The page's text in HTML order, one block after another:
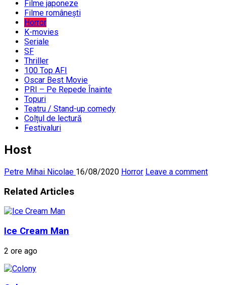
Filme japoneze
Filme românești
Horror
K-movies
Seriale
SF
Thriller
100 Top AFI
Oscar Best Movie
PRI – Pe Repede Înainte
Topuri
Teatru / Stand-up comedy
Colțul de lectură
Festivaluri
Host
Petre Mihai Nicolae 16/08/2020 Horror Leave a comment
Related Articles
Ice Cream Man
2 ore ago